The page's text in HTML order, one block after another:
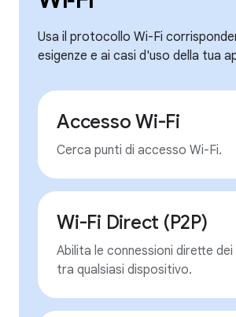
Usa il protocollo Wi-Fi
esigenze e ai casi d'uso della tua
Accesso Wi-Fi
Cerca punti di accesso Wi-Fi.
Wi-Fi Direct (P2P)
Abilita le connessioni dirette
tra qualsiasi dispositivo.